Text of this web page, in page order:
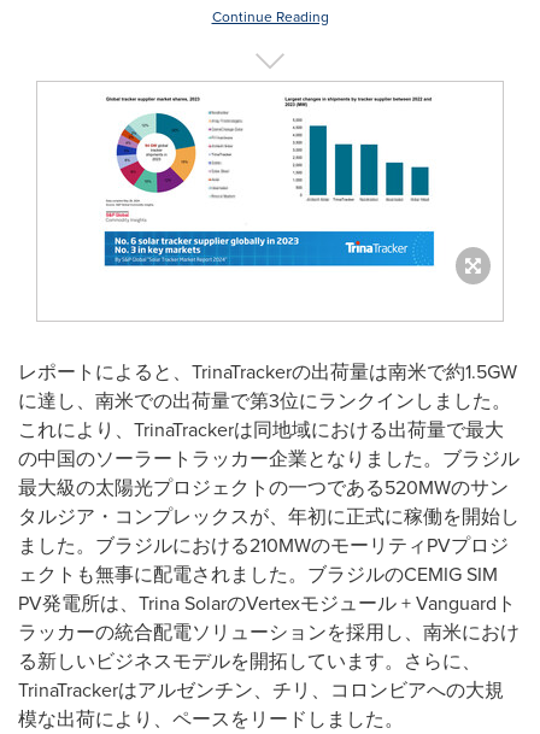
Continue Reading
レポートによると、 TrinaTrackerの出荷量は南米で約1.5GW
に達し、南米での出荷量で第3位にランクインしました。
これにより、 TrinaTrackerは同地域における出荷量で最大
の中国のソーラートラッカー企業となりました。ブラジル
最大級の太陽光プロジェクトの一つである520MWのサン
タルジア・コンプレックスが、年初に正式に稼働を開始し
ました。ブラジルにおける210MWのモーリティPVプロジ
ェクトも無事に配電されました。ブラジルのCEMIG SIM
PV発電所は、 Trina SolarのVertexモジュール+ Vanguard ト
ラッカーの統合配電ソリューションを採用し、南米におけ
る新しいビジネスモデルを開拓しています。さらに、
TrinaTrackerはアルゼンチン、チリ、コロンビアへの大規
模な出荷により、ペースをリードしました。